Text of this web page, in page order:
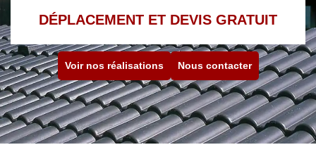
DÉPLACEMENT ET DEVIS GRATUIT
Voir nos réalisations Nous contacter